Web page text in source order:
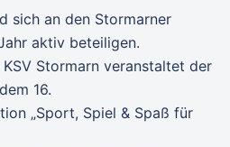
sich an den Stormarner
aktiv beteiligen.
Stormarn veranstaltet der
16.
„Sport, Spiel & Spaß für